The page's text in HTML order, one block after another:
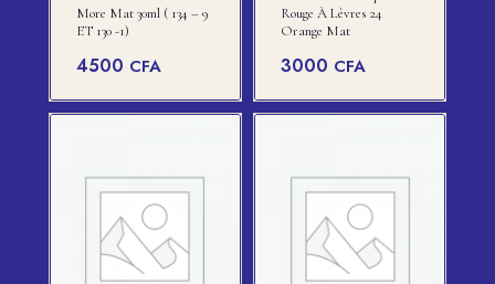
More Mat 30ml ( 134 – 9
ET 130 -1)
4500 CFA
Rouge À Lèvres 24
Orange Mat
3000 CFA